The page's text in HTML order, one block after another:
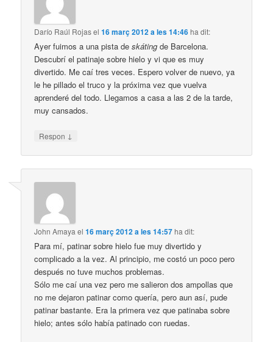
Darío Raúl Rojasel16 març 2012 a les 14:46ha dit:
Ayer fuimos a una pista deskáting de Barcelona.
Descubrí el patinaje sobre hielo y vi que es muy
divertido. Me caí tres veces. Espero volver de nuevo, ya
le he pillado el truco y la próxima vez que vuelva
aprenderé del todo. Llegamos a casa a las 2 de la tarde,
muy cansados.
Respon ↓
John Amaya el16 març 2012 a les 14:57ha dit:
Para mí, patinar sobre hielo fue muy divertido y
complicado a la vez. Al principio, me costó un poco pero
después no tuve muchos problemas.
Sólo me caí una vez pero me salieron dos ampollas que
no me dejaron patinar como quería, pero aun así, pude
patinar bastante. Era la primera vez que patinaba sobre
hielo; antes sólo había patinado con ruedas.